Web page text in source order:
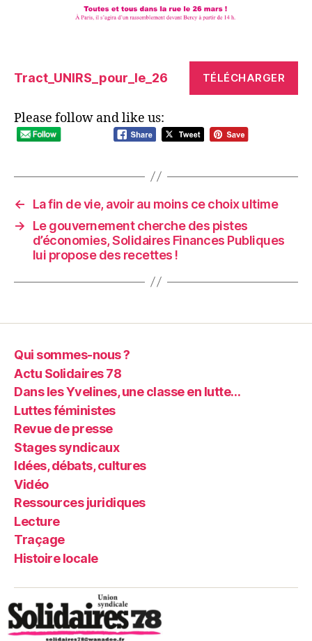
Tract_UNIRS_pour_le_26 TÉLÉCHARGER
Please follow and like us:
←
La fin de vie, avoir au moins ce choix ultime
→
Le gouvernement cherche des pistes
d’économies, Solidaires Finances Publiques
lui propose des recettes !
Qui sommes-nous ?
Actu Solidaires 78
Dans les Yvelines, une classe en lutte…
Luttes féministes
Revue de presse
Stages syndicaux
Idées, débats, cultures
Vidéo
Ressources juridiques
Lecture
Traçage
Histoire locale